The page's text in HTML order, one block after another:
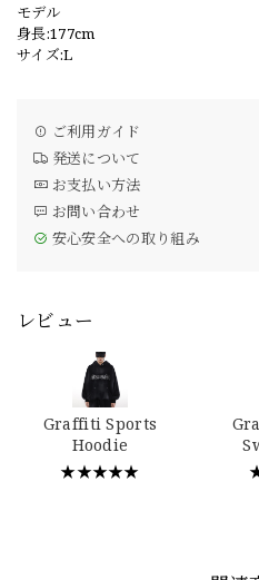
モデル
身長:177cm
サイズ:L
ご利用ガイド
発送について
お支払い方法
お問い合わせ
安心安全への取り組み
レビュー
Graffiti Sports
Hoodie
★★★★★